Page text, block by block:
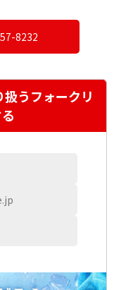
8232
扱うフォークリ